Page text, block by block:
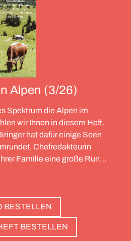
Alpen (3/26)
Spektrum die Alpen im
wir Ihnen in diesem Heft.
hat dafür einige Seen
Chefredakteurin
Familie eine große Runde
gegangen – von
Und die Redaktion hat
die zweierlei gemeinsam
Basis, um Gipfel zu
wunderschöne Pools, um
BESTELLEN
BESTELLEN